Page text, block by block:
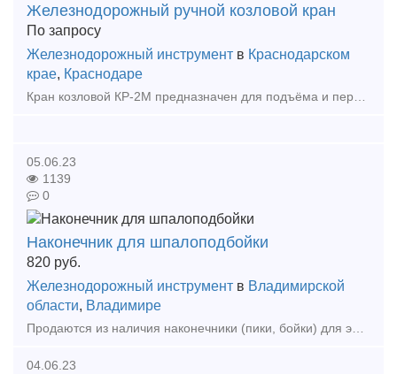
Железнодорожный ручной козловой кран
По запросу
Железнодорожный инструмент в Краснодарском
крае, Краснодаре
05.06.23
1139
0
Наконечник для шпалоподбойки
820 руб.
Железнодорожный инструмент в Владимирской
области, Владимире
04.06.23